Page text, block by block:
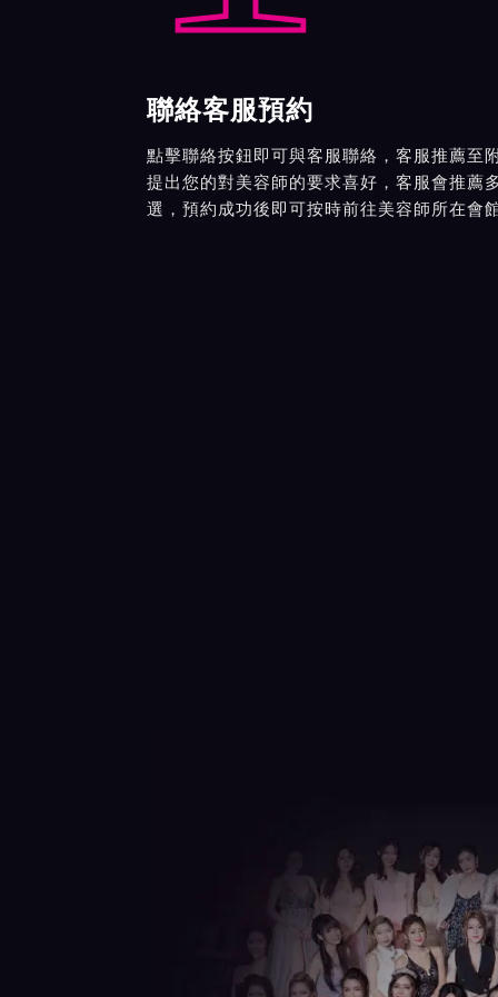
聯絡客服預約
點擊聯絡按鈕即可與客服聯絡，客服推薦至
提出您的對美容師的要求喜好，客服會推薦
選，預約成功後即可按時前往美容師所在會